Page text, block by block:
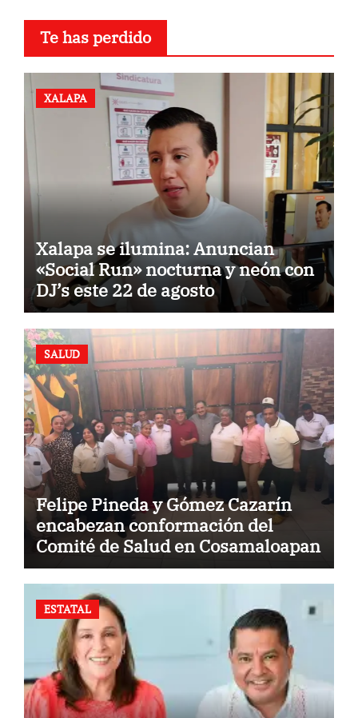
Te has perdido
XALAPA
Xalapa se ilumina: Anuncian
«Social Run» nocturna y neón con
DJ’s este 22 de agosto
SALUD
Felipe Pineda y Gómez Cazarín
encabezan conformación del
Comité de Salud en Cosamaloapan
ESTATAL